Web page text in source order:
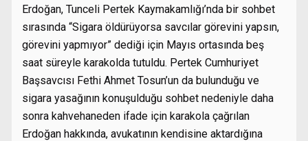
Erdoğan, Tunceli Pertek Kaymakamlığı’nda bir sohbet
sırasında “Sigara öldürüyorsa savcılar görevini yapsın,
görevini yapmıyor” dediği için Mayıs ortasında beş
saat süreyle karakolda tutuldu. Pertek Cumhuriyet
Başsavcısı Fethi Ahmet Tosun’un da bulunduğu ve
sigara yasağının konuşulduğu sohbet nedeniyle daha
sonra kahvehaneden ifade için karakola çağrılan
Erdoğan hakkında, avukatının kendisine aktardığına